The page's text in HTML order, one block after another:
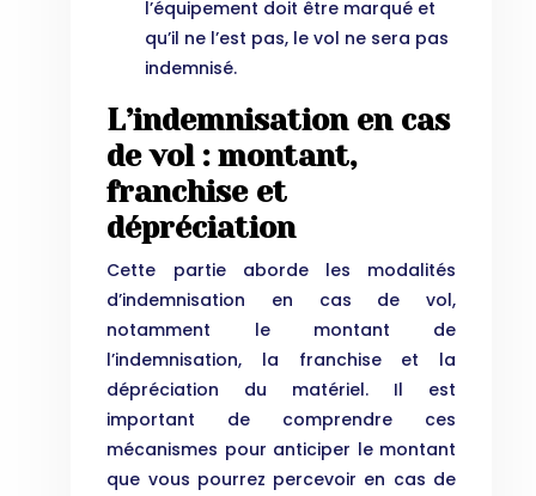
l’équipement doit être marqué et
qu’il ne l’est pas, le vol ne sera pas
indemnisé.
L’indemnisation en cas
de vol : montant,
franchise et
dépréciation
Cette partie aborde les modalités
d’indemnisation en cas de vol,
notamment le montant de
l’indemnisation, la franchise et la
dépréciation du matériel. Il est
important de comprendre ces
mécanismes pour anticiper le montant
que vous pourrez percevoir en cas de